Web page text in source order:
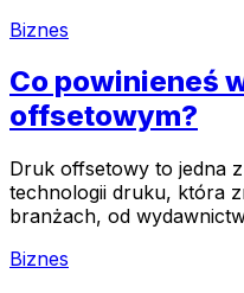
Biznes
Co powinieneś
offsetowym?
Druk offsetowy to jedna
technologii druku, która
branżach, od
Biznes